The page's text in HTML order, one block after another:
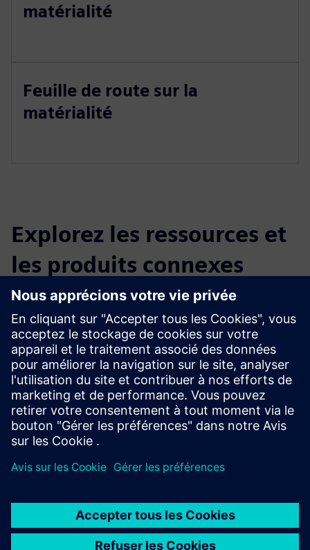
matérialité
Feuille de route sur la
matérialité
Explorez les ressources et
les produits connexes
Renseignements et ressources
supplémentaires
Materiality Assessment
Conditions préalables